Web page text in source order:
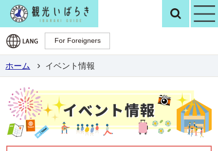
観光いばらき検
For Foreigners
For Foreigners
ホーム イベント情報